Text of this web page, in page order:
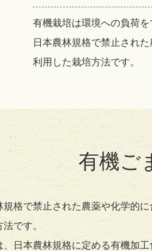
有機栽培は環境への負荷を
日本農林規格で禁止され
利用した栽培方法です。
有機ご
格で禁止された農薬や化学的
法です。
日本農林規格に定める有機加